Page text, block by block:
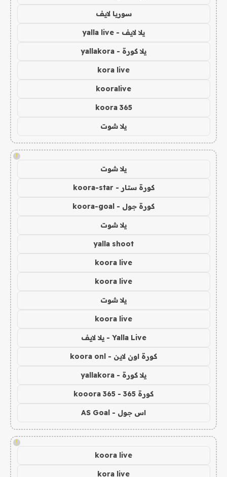
سوريا لايف
يلا لايف - yalla live
يلا كورة - yallakora
kora live
kooralive
koora 365
يلا شوت
!
يلا شوت
كورة ستار - koora-star
كورة جول - koora-goal
يلا شوت
yalla shoot
koora live
koora live
يلا شوت
koora live
Yalla Live - يلا لايف
كورة اون لاين - koora onl
يلا كورة - yallakora
كورة 365 - kooora 365
اس جول - AS Goal
!
koora live
kora live